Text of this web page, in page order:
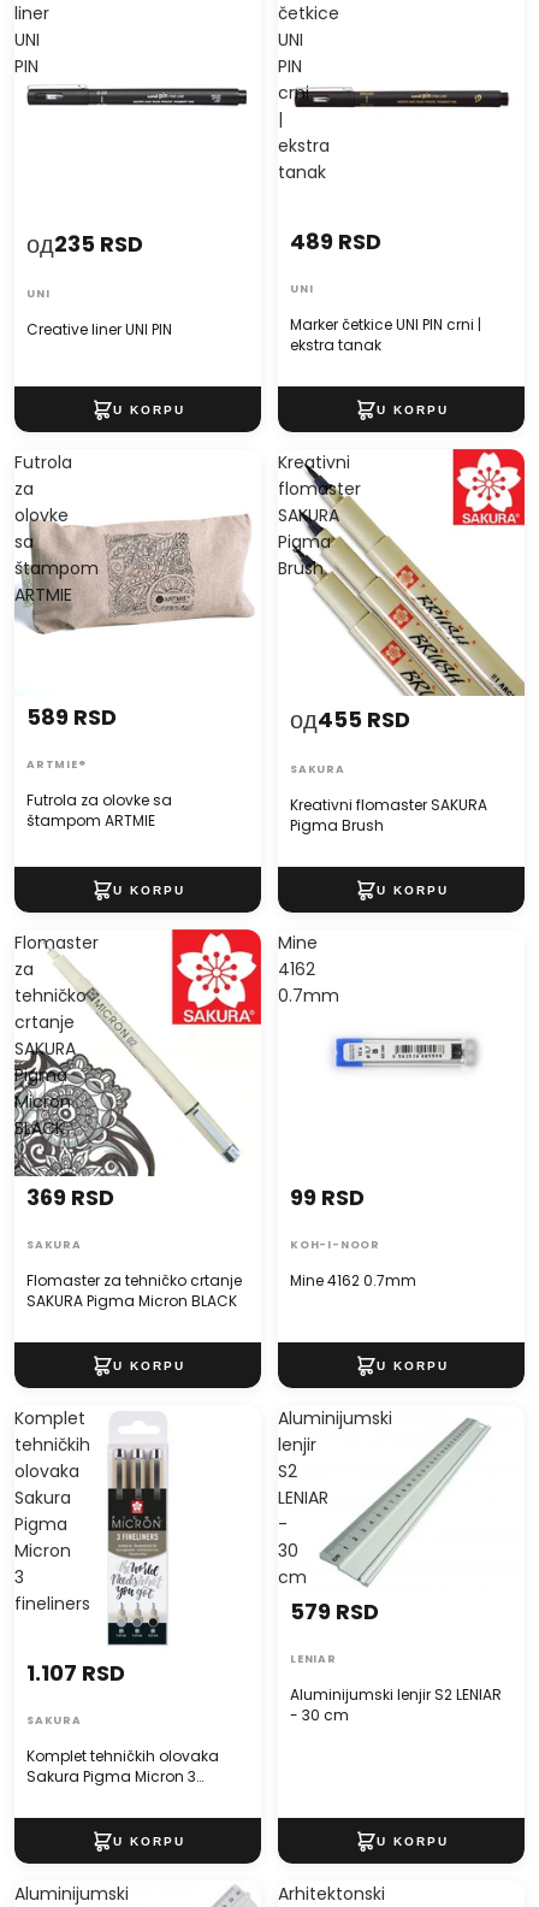
liner
UNI
PIN
Creative liner UNI PIN
од235 RSD
UNI
četkice
UNI
PIN
crni
|
ekstra
tanak
Marker četkice UNI PIN crni |
ekstra tanak
489 RSD
UNI
Futrola
za
olovke
sa
štampom
ARTMIE
Futrola za olovke sa
štampom ARTMIE
589 RSD
ARTMIE®
Kreativni
flomaster
SAKURA
Pigma
Brush
Kreativni flomaster SAKURA
Pigma Brush
од455 RSD
SAKURA
Flomaster
za
tehničko
crtanje
SAKURA
Pigma
Micron
BLACK
Flomaster za tehničko crtanje
SAKURA Pigma Micron BLACK
369 RSD
SAKURA
Mine
4162
0.7mm
Mine 4162 0.7mm
99 RSD
KOH-I-NOOR
Komplet
tehničkih
olovaka
Sakura
Pigma
Micron
3
fineliners
Komplet tehničkih olovaka
Sakura Pigma Micron 3
1.107 RSD
SAKURA
Aluminijumski
lenjir
S2
LENIAR
-
30
cm
Aluminijumski lenjir S2 LENIAR
- 30 cm
579 RSD
LENIAR
Aluminijumski
Arhitektonski